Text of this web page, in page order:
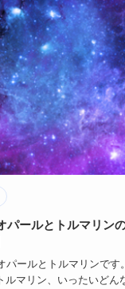
パールとトルマリン
パールとトルマリンです。
ルマリン、いったいどん